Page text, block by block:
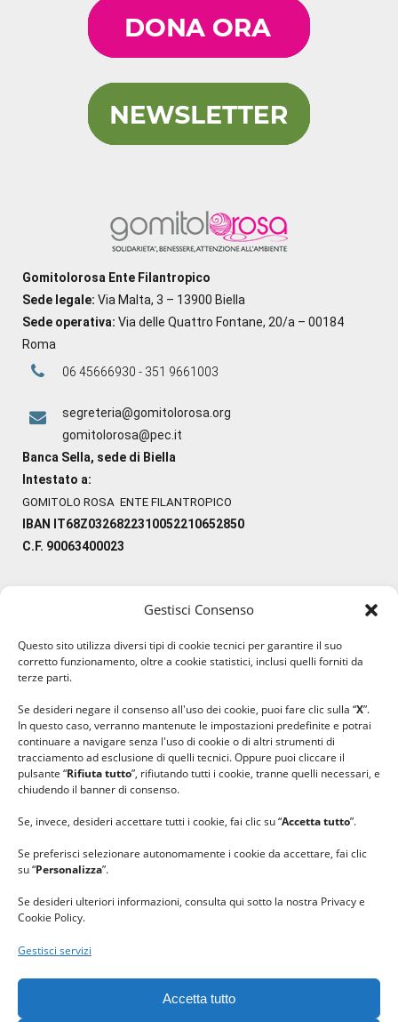
Gestisci Consenso
Questo sito utilizza diversi tipi di cookie tecnici per garantire il suo
corretto funzionamento, oltre a cookie statistici, inclusi quelli forniti da
terze parti.
Se desideri negare il consenso all'uso dei cookie, puoi fare clic sulla “X”.
In questo caso, verranno mantenute le impostazioni predefinite e potrai
continuare a navigare senza l'uso di cookie o di altri strumenti di
tracciamento ad esclusione di quelli tecnici. Oppure puoi cliccare il
pulsante “Rifiuta tutto”, rifiutando tutti i cookie, tranne quelli necessari, e
chiudendo il banner di consenso.
Se, invece, desideri accettare tutti i cookie, fai clic su “Accetta tutto”.
Se preferisci selezionare autonomamente i cookie da accettare, fai clic
su “Personalizza”.
Se desideri ulteriori informazioni, consulta qui sotto la nostra Privacy e
Cookie Policy.
Gestisci servizi
Accetta tutto
Gomitolorosa Ente Filantropico
Sede legale: Via Malta, 3 – 13900 Biella
Sede operativa: Via delle Quattro Fontane, 20/a – 00184
Roma
06 45666930 - 351 9661003
segreteria@gomitolorosa.org
gomitolorosa@pec.it
Banca Sella, sede di Biella
Intestato a:
GOMITOLO ROSA ENTE FILANTROPICO
IBAN IT68Z0326822310052210652850
C.F. 90063400023
#lanaterapia
#ilcaloredellempatia